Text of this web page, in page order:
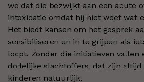
we dat die bezwijkt aan een acute
intoxicatie omdat hij niet weet wat
Het biedt kansen om het gesprek
sensibiliseren en in te grijpen als
loopt. Zonder die initiatieven vallen
dodelijke slachtoffers, dat zijn altijd
kinderen natuurlijk.